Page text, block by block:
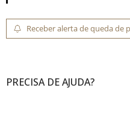
Receber alerta de queda de
PRECISA DE AJUDA?